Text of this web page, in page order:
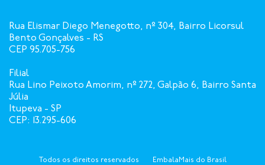
Rua Elismar Diego Menegotto, nº 304, Bairro Licorsul
Bento Gonçalves - RS
CEP 95.705-756
Filial
Rua Lino Peixoto Amorim, nº 272, Galpão 6, Bairro Santa
Júlia
Itupeva - SP
CEP: 13.295-606
Todos os direitos reservados EmbalaMais do Brasil